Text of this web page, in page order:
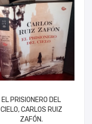
EL PRISIONERO DEL
CIELO, CARLOS RUIZ
ZAFÓN.